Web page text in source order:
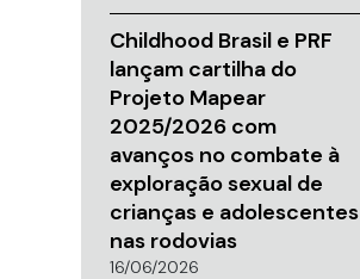
Childhood Brasil e PRF
lançam cartilha do
Projeto Mapear
2025/2026 com
avanços no combate à
exploração sexual de
crianças e adolescentes
nas rodovias
16/06/2026